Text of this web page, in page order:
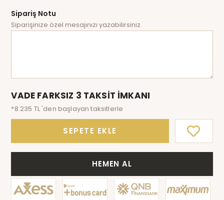
Sipariş Notu
Siparişinize özel mesajınızı yazabilirsiniz.
VADE FARKSIZ 3 TAKSİT İMKANI
*8.235 TL 'den başlayan taksitlerle
SEPETE EKLE
HEMEN AL